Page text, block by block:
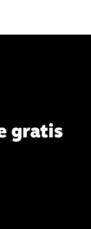
gratis